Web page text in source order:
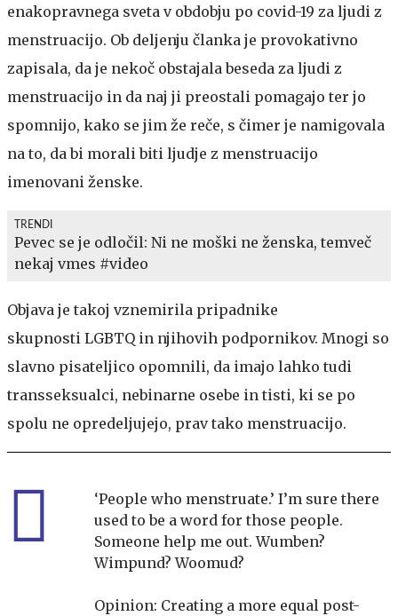
enakopravnega sveta v obdobju po covid-19 za ljudi z
menstruacijo. Ob deljenju članka je provokativno
zapisala, da je nekoč obstajala beseda za ljudi z
menstruacijo in da naj ji preostali pomagajo ter jo
spomnijo, kako se jim že reče, s čimer je namigovala
na to, da bi morali biti ljudje z menstruacijo
imenovani ženske.
TRENDI
Pevec se je odločil: Ni ne moški ne ženska, temveč
nekaj vmes #video
Objava je takoj vznemirila pripadnike
skupnosti LGBTQ in njihovih podpornikov. Mnogi so
slavno pisateljico opomnili, da imajo lahko tudi
transseksualci, nebinarne osebe in tisti, ki se po
spolu ne opredeljujejo, prav tako menstruacijo.
‘People who menstruate.’ I’m sure there
used to be a word for those people.
Someone help me out. Wumben?
Wimpund? Woomud?
Opinion: Creating a more equal post-